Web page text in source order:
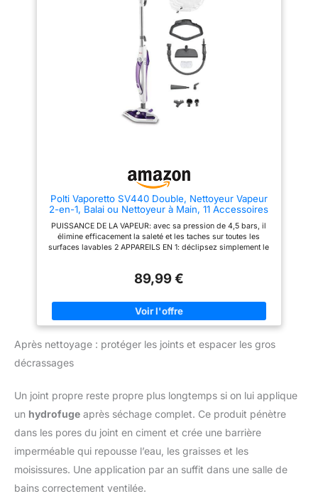
domestiques Gain de temps et
commodité de notre nettoyeur
vapeur manuel, qui ne nécessite
que de l'eau pour le nettoyage,
complexes ou aux procédures
fastidieuses. Avec le nettoyeur
Kit d'accessoires complet de 10
main Klona convient aussi bien
pour le nettoyage que pour les
kit d'accessoires polyvalent de
10 pièces, y compris un embout
coudé, une rallonge flexible, un
vapeur textile, une raclette en
caoutchouc pour fenêtre. Cela
des coins, des angles et une
variété de surfaces difficiles
d'accès Sortie de vapeur
vapeur chauffe rapidement en
seulement 3 minutes et fournit
une vapeur chaude puissante à
1050 W et un réservoir d'eau de
350 ml (quantité d'eau
recommandée 250 ml), il permet
des temps de fonctionnement
continu de 10 minutes ou plus,
efficace et efficace
surface allant jusqu'à 75 m²
Nettoyage des sols : le kit de
nettoyage de sol EasyFix
permet de nettoyer sans effort
différents types de sols durs
dans la maison. L'articulation
flexible du suceur de sol facilite
son utilisation Contenu de la
livraison : nettoyeur vapeur SC
2 Deluxe de Kärcher, flexible
Polti Vaporetto SV440 Double, Nettoyeur Vapeur
2-en-1, Balai ou Nettoyeur à Main, 11 Accessoires
Amovible, Blanc et Violet
PUISSANCE DE LA VAPEUR: avec sa pression de 4,5 bars, il
élimine efficacement la saleté et les taches sur toutes les
surfaces lavables 2 APPAREILS EN 1: déclipsez simplement le
POLYVALENTS: 11 accessoires fournis pour nettoyer toutes les
PRATIQUE D'UTILISATION: réservoir amovible pour une
autonomie de travail illimitée et filtre anti-calcaire pour
prolonger la durée de vie du produit NETTOYAGE NATUREL:
en fait une méthode de nettoyage respectueuse de
PROFONDEUR: le Polti Vaporetto SV440_Double assainit votre
fraicheur d’une maison propre et désodorisée grâce au liquide
qualité pour assurer des performances long terme, avec 2 ans
de garantie
89,99 €
Après nettoyage : protéger les joints et espacer les gros
décrassages
Un joint propre reste propre plus longtemps si on lui applique
un hydrofuge après séchage complet. Ce produit pénètre
dans les pores du joint en ciment et crée une barrière
imperméable qui repousse l’eau, les graisses et les
moisissures. Une application par an suffit dans une salle de
bains correctement ventilée.